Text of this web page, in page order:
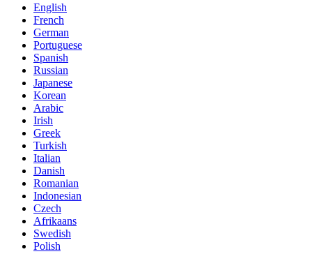
English
French
German
Portuguese
Spanish
Russian
Japanese
Korean
Arabic
Irish
Greek
Turkish
Italian
Danish
Romanian
Indonesian
Czech
Afrikaans
Swedish
Polish